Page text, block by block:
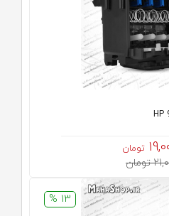
تومان
13 %